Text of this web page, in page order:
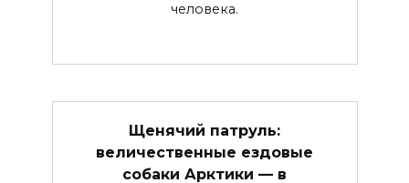
человека.
Щенячий патруль:
величественные ездовые
собаки Арктики — в